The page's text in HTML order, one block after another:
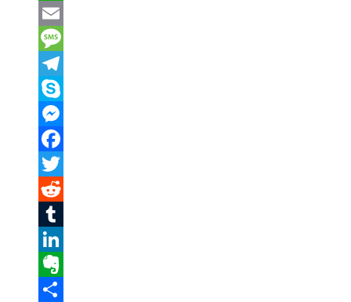
WhatsApp
Email
Message
Telegram
Skype
Messenger
Facebook
Twitter
Reddit
Tumblr
LinkedIn
Evernote